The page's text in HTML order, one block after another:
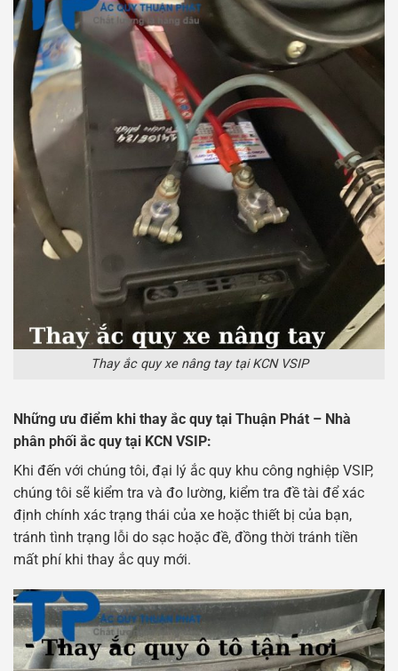
Thay ắc quy xe nâng tay tại KCN VSIP
Những ưu điểm khi thay ắc quy tại Thuận Phát – Nhà
phân phối ắc quy tại KCN VSIP:
Khi đến với chúng tôi, đại lý ắc quy khu công nghiệp VSIP,
chúng tôi sẽ kiểm tra và đo lường, kiểm tra đề tài để xác
định chính xác trạng thái của xe hoặc thiết bị của bạn,
tránh tình trạng lỗi do sạc hoặc đề, đồng thời tránh tiền
mất phí khi thay ắc quy mới.